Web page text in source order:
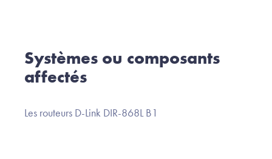
Systèmes ou composants
affectés
Les routeurs D-Link DIR-868L B1